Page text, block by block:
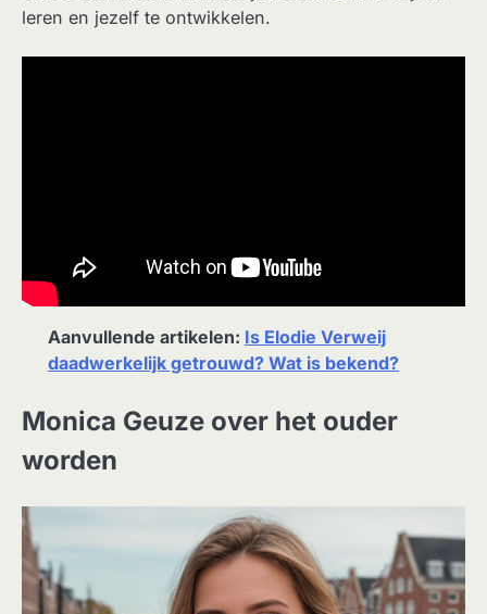
leren en jezelf te ontwikkelen.
Aanvullende artikelen: Is Elodie Verweij
daadwerkelijk getrouwd? Wat is bekend?
Monica Geuze over het ouder
worden